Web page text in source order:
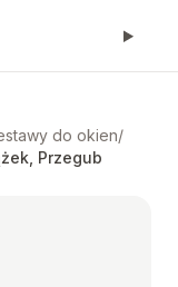
do okien/
Przegub